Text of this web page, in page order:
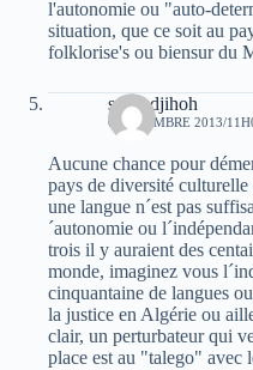
l'autonomie ou "auto-
situation, que ce soit au
folklorise's ou biensur du
safro djihoh
6 DÉCEMBRE 2013/
Aucune chance pour
pays de diversité
une langue n´est pas
´autonomie ou
trois il y auraient des
monde, imaginez vous
cinquantaine de langues
la justice en Algérie ou
clair, un perturbateur qui
place est au "talego" avec